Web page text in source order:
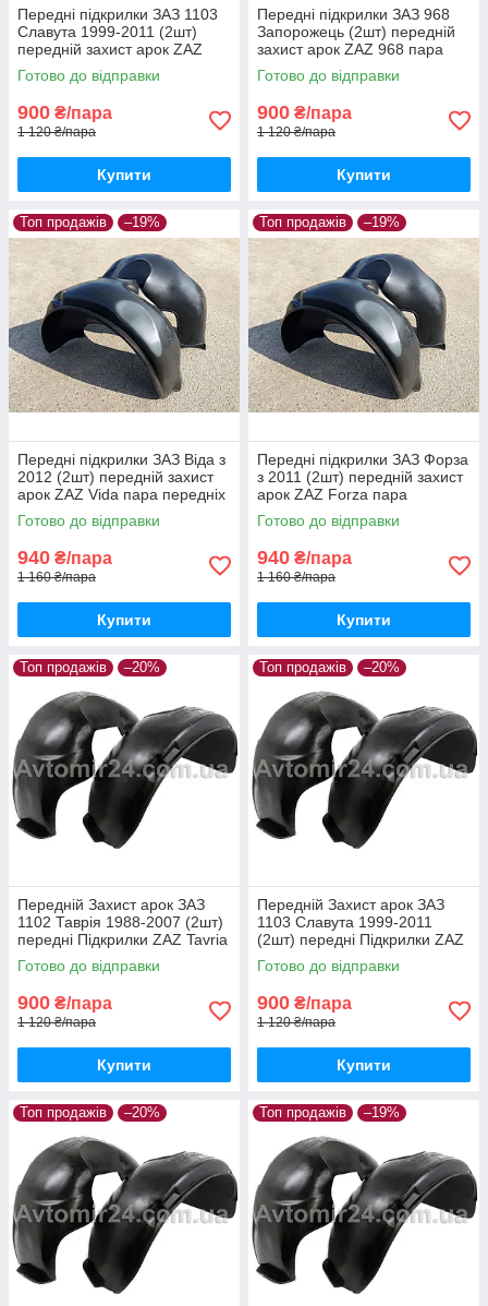
Передні підкрилки ЗАЗ 1103
Славута 1999-2011 (2шт)
передній захист арок ZAZ
Slavuta 1103 пара передніх
Готово до відправки
900 ₴/пара
1 120 ₴/пара
Купити
Передні підкрилки ЗАЗ 968
Запорожець (2шт) передній
захист арок ZAZ 968 пара
передніх
Готово до відправки
900 ₴/пара
1 120 ₴/пара
Купити
Топ продажів –19%
Передні підкрилки ЗАЗ Віда з
2012 (2шт) передній захист
арок ZAZ Vida пара передніх
Готово до відправки
940 ₴/пара
1 160 ₴/пара
Купити
Топ продажів –19%
Передні підкрилки ЗАЗ Форза
з 2011 (2шт) передній захист
арок ZAZ Forza пара
передніх
Готово до відправки
940 ₴/пара
1 160 ₴/пара
Купити
Топ продажів –20%
Передній Захист арок ЗАЗ
1102 Таврія 1988-2007 (2шт)
передні Підкрилки ZAZ Tavria
1102 пара передніх
Готово до відправки
900 ₴/пара
1 120 ₴/пара
Купити
Топ продажів –20%
Передній Захист арок ЗАЗ
1103 Славута 1999-2011
(2шт) передні Підкрилки ZAZ
Slavuta 1103 пара передніх
Готово до відправки
900 ₴/пара
1 120 ₴/пара
Купити
Топ продажів –20% Топ продажів –19%